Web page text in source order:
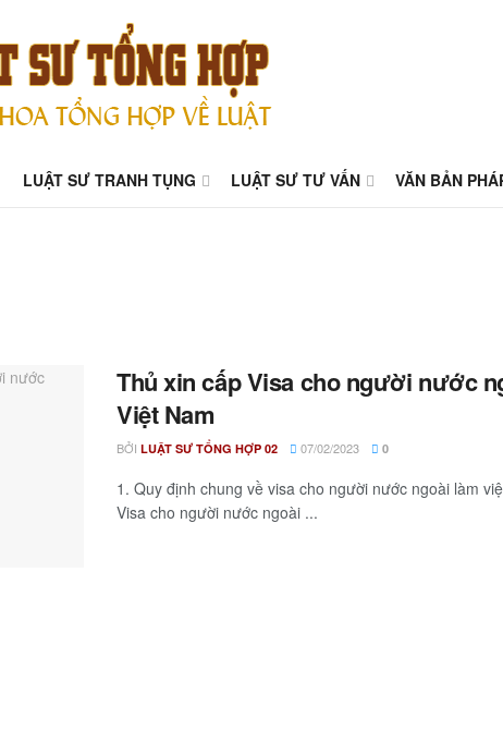
LUẬT SƯ TRANH TỤNG LUẬT SƯ TƯ VẤN VĂN BẢN
Thủ xin cấp Visa cho người nước
Việt Nam
BỞI LUẬT SƯ TỔNG HỢP 02 07/02/2023 0
1. Quy định chung về visa cho người nước ngoài làm
Visa cho người nước ngoài ...